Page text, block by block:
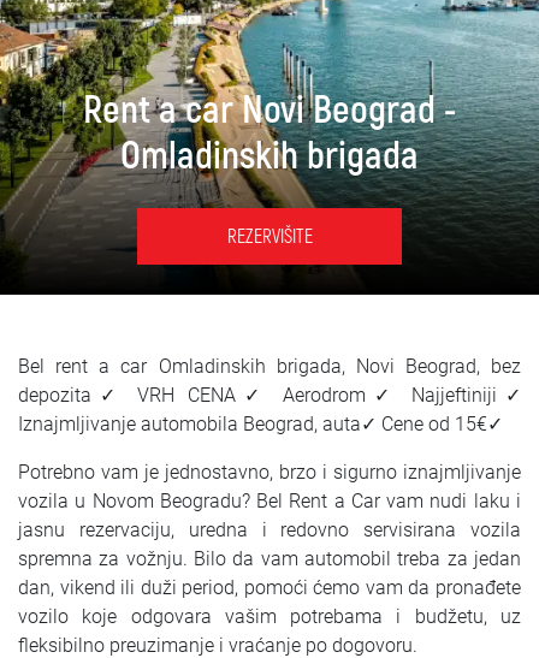
Najčešća pitanja
Blog
Kontakt
SRPSKI
Rent a car Novi Beograd -
Omladinskih brigada
REZERVIŠITE
Bel rent a car Omladinskih brigada, Novi Beograd, bez
depozita✓ VRH CENA✓ Aerodrom✓ Najjeftiniji✓
Iznajmljivanje automobila Beograd, auta✓ Cene od 15€✓
Potrebno vam je jednostavno, brzo i sigurno iznajmljivanje
vozila u Novom Beogradu? Bel Rent a Car vam nudi laku i
jasnu rezervaciju, uredna i redovno servisirana vozila
spremna za vožnju. Bilo da vam automobil treba za jedan
dan, vikend ili duži period, pomoći ćemo vam da pronađete
vozilo koje odgovara vašim potrebama i budžetu, uz
fleksibilno preuzimanje i vraćanje po dogovoru.